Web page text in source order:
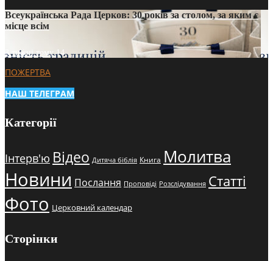
Всеукраїнська Рада Церков: 30 років за столом, за яким є
місце всім
3 тижні тому14
ПОЖЕРТВА
НАШ ТЕЛЕГРАМ
Категорії
Інтерв'ю Відео Дитяча біблія Книга Молитва
Новини Послання Проповіді Розслідування Статті
Фото Церковний календар
Сторінки